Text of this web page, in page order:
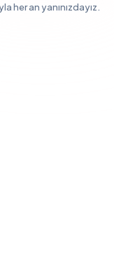
her an yanınızdayız.